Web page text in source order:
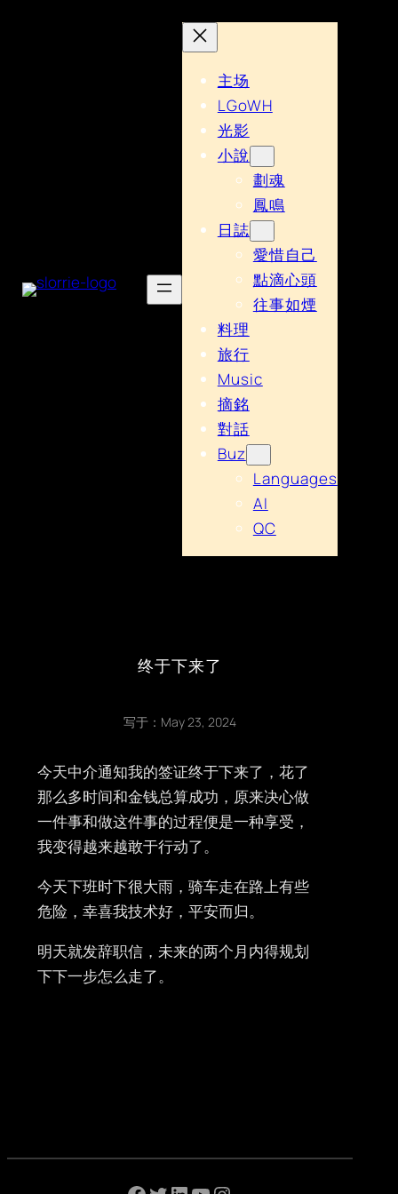
主场
LGoWH
光影
小說
劃魂
鳳鳴
日誌
愛惜自己
點滴心頭
往事如煙
料理
旅行
Music
摘銘
對話
Buz
Languages
AI
QC
终于下来了
写于： May 23, 2024
今天中介通知我的签证终于下来了，花了
那么多时间和金钱总算成功，原来决心做
一件事和做这件事的过程便是一种享受，
我变得越来越敢于行动了。
今天下班时下很大雨，骑车走在路上有些
危险，幸喜我技术好，平安而归。
明天就发辞职信，未来的两个月内得规划
下下一步怎么走了。